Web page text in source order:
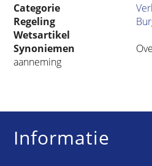
Categorie
Regeling
Wetsartikel
Synoniemen
aanneming
Informatie